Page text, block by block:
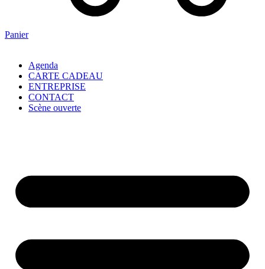
Panier
Agenda
CARTE CADEAU
ENTREPRISE
CONTACT
Scène ouverte